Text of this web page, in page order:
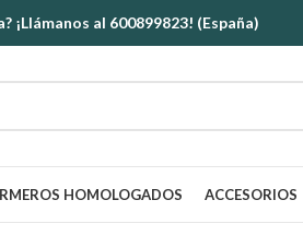
¡Llámanos al 600899823! (España)
HOMOLOGADOS ACCESORIOS